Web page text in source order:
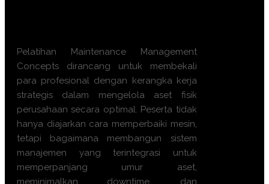
Pelatihan Maintenance Management
Concepts dirancang untuk membekali
para profesional dengan kerangka kerja
strategis dalam mengelola aset fisik
perusahaan secara optimal. Peserta tidak
hanya diajarkan cara memperbaiki mesin,
tetapi bagaimana membangun sistem
manajemen yang terintegrasi untuk
memperpanjang umur aset,